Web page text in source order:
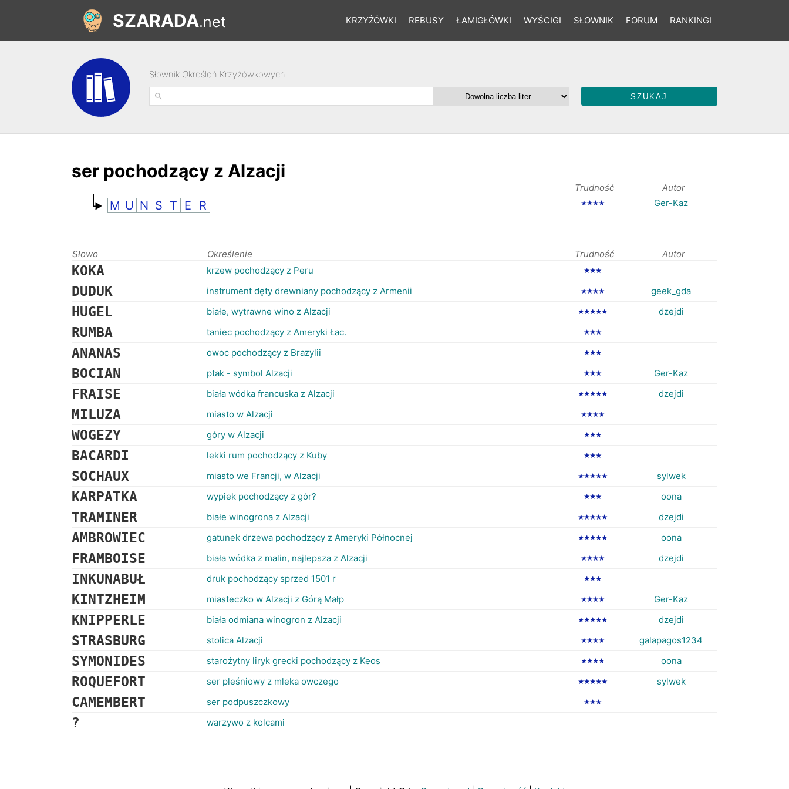
KRZYŻÓWKI REBUSY ŁAMIGŁÓWKI WYŚCIGI SŁOWNIK FORUM RANKINGI
SZARADA.net
Słownik Określeń Krzyżówkowych
ser pochodzący z Alzacji
Trudność Autor
M U N S T E R ★★★★ Ger-Kaz
Słowo Określenie Trudność Autor
KOKA krzew pochodzący z Peru ★★★
DUDUK instrument dęty drewniany pochodzący z Armenii ★★★★ geek_gda
HUGEL białe, wytrawne wino z Alzacji ★★★★★ dzejdi
RUMBA taniec pochodzący z Ameryki Łac. ★★★
ANANAS owoc pochodzący z Brazylii ★★★
BOCIAN ptak - symbol Alzacji ★★★ Ger-Kaz
FRAISE biała wódka francuska z Alzacji ★★★★★ dzejdi
MILUZA miasto w Alzacji ★★★★
WOGEZY góry w Alzacji ★★★
BACARDI lekki rum pochodzący z Kuby ★★★
SOCHAUX miasto we Francji, w Alzacji ★★★★★ sylwek
KARPATKA wypiek pochodzący z gór? ★★★ oona
TRAMINER białe winogrona z Alzacji ★★★★★ dzejdi
AMBROWIEC gatunek drzewa pochodzący z Ameryki Północnej ★★★★★ oona
FRAMBOISE biała wódka z malin, najlepsza z Alzacji ★★★★ dzejdi
INKUNABUŁ druk pochodzący sprzed 1501 r ★★★
KINTZHEIM miasteczko w Alzacji z Górą Małp ★★★★ Ger-Kaz
KNIPPERLE biała odmiana winogron z Alzacji ★★★★★ dzejdi
STRASBURG stolica Alzacji ★★★★ galapagos1234
SYMONIDES starożytny liryk grecki pochodzący z Keos ★★★★ oona
ROQUEFORT ser pleśniowy z mleka owczego ★★★★★ sylwek
CAMEMBERT ser podpuszczkowy ★★★
? warzywo z kolcami